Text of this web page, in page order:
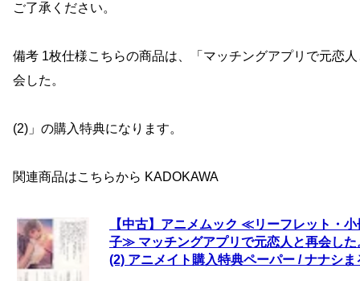
ご了承ください。
備考 1枚仕様こちらの商品は、「マッチングアプリで元恋
会した。
(2)」の購入特典になります。
関連商品はこちらから KADOKAWA
【中古】アニメムック ≪リーフレット・小
子≫ マッチングアプリで元恋人と再会した
(2) アニメイト購入特典ペーパー / ナナシま